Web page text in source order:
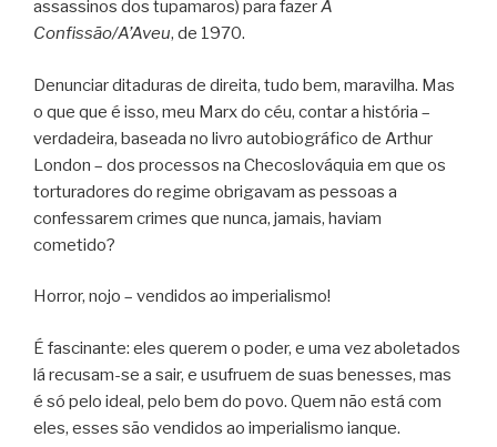
assassinos dos tupamaros) para fazerA
Confissão/A’Aveu, de 1970.
Denunciar ditaduras de direita, tudo bem, maravilha. Mas
o que que é isso, meu Marx do céu, contar a história –
verdadeira, baseada no livro autobiográfico de Arthur
London – dos processos na Checoslováquia em que os
torturadores do regime obrigavam as pessoas a
confessarem crimes que nunca, jamais, haviam
cometido?
Horror, nojo – vendidos ao imperialismo!
É fascinante: eles querem o poder, e uma vez aboletados
lá recusam-se a sair, e usufruem de suas benesses, mas
é só pelo ideal, pelo bem do povo. Quem não está com
eles, esses são vendidos ao imperialismo ianque.